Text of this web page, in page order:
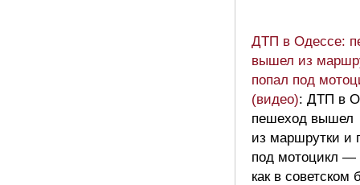
ДТП в Одессе:
вышел из
попал под
(видео): ДТП в
пешеход вышел
из маршрутки и
под мотоцикл —
как в советском